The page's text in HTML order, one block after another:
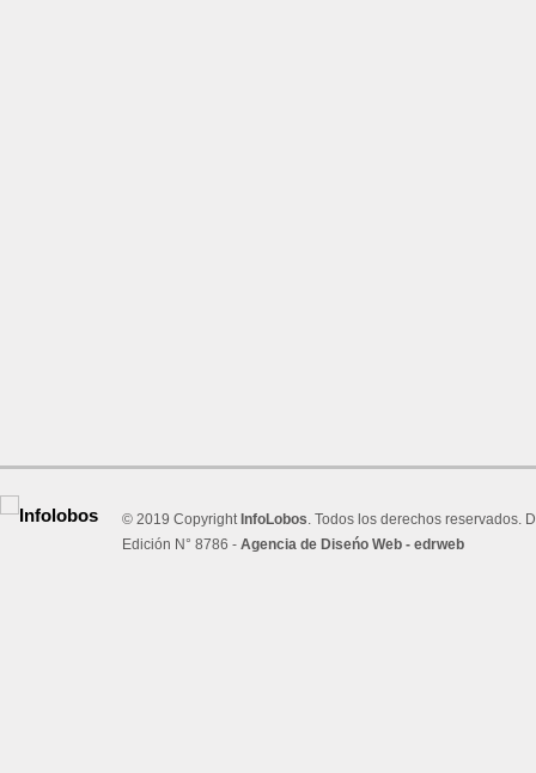
© 2019 Copyright InfoLobos. Todos los derechos reservados.
Edición N° 8786 - Agencia de Diseńo Web - edrweb